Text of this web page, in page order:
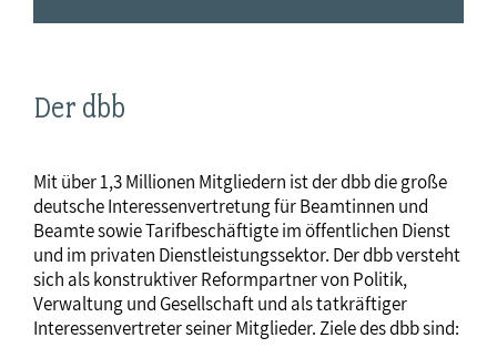
Der dbb
Mit über 1,3 Millionen Mitgliedern ist der dbb die große
deutsche Interessenvertretung für Beamtinnen und
Beamte sowie Tarifbeschäftigte im öffentlichen Dienst
und im privaten Dienstleistungssektor. Der dbb versteht
sich als konstruktiver Reformpartner von Politik,
Verwaltung und Gesellschaft und als tatkräftiger
Interessenvertreter seiner Mitglieder. Ziele des dbb sind: